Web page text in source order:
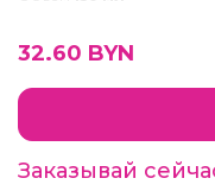
32.60 BYN
Заказывай